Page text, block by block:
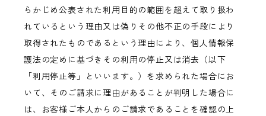
らかじめ公表された利用目的の範囲を超えて取り扱わ
れているという理由又は偽りその他不正の手段により
取得されたものであるという理由により、個人情報保
護法の定めに基づきその利用の停止又は消去（以下
「利用停止等」といいます。）を求められた場合にお
いて、そのご請求に理由があることが判明した場合に
は、お客様ご本人からのご請求であることを確認の上